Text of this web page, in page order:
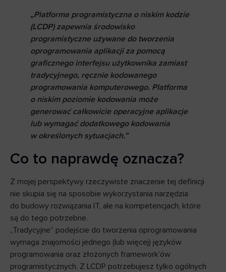
„Platforma programistyczna o niskim kodzie
(LCDP) zapewnia środowisko
programistyczne używane do tworzenia
oprogramowania aplikacji za pomocą
graficznego interfejsu użytkownika zamiast
tradycyjnego, ręcznie kodowanego
programowania komputerowego. Platforma
o niskim poziomie kodowania może
generować całkowicie operacyjne aplikacje
lub wymagać dodatkowego kodowania
w określonych sytuacjach.”
Co to naprawdę oznacza?
Z mojej perspektywy rzeczywiste znaczenie tej definicji
nie skupia się na sposobie wykorzystania narzędzia
do budowy rozwiązania IT, ale na kompetencjach, które
są do tego potrzebne.
„Tradycyjne” podejście do tworzenia oprogramowania
wymaga znajomości jednego (lub więcej) języków
programowania oraz złożonych framework’ów
programistycznych. Z LCDP potrzebujesz tylko ogólnych